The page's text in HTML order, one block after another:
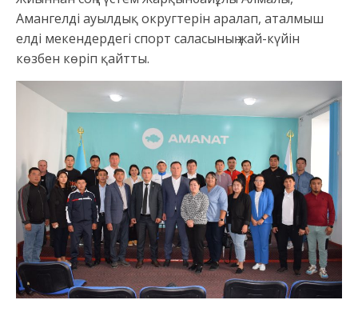
Амангелді ауылдық округтерін аралап, аталмыш
елді мекендердегі спорт саласының жай-күйін
көзбен көріп қайтты.